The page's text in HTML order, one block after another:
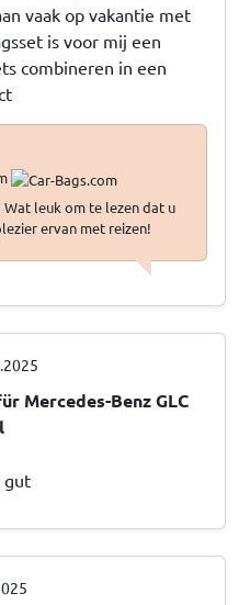
vaak op vakantie met
is voor mij een
combineren in een
leuk om te lezen dat u
ervan met reizen!
Mercedes-Benz GLC
gut